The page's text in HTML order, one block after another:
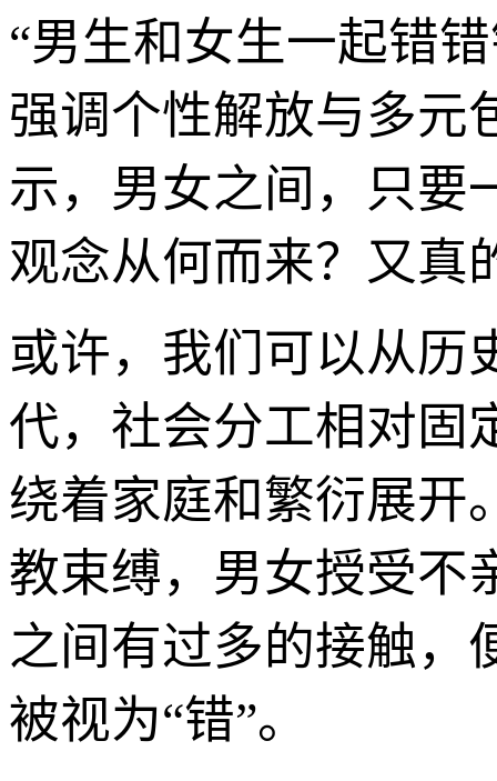
“男生和女生一起错
强调个性解放与多元
示，男女之间，只要
观念从何而来？又真
或许，我们可以从历
代，社会分工相对固
绕着家庭和繁衍展开
教束缚，男女授受不
之间有过多的接触，
被视为“错”。